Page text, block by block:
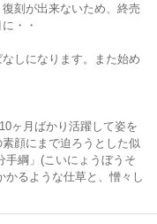
刻が出来ないため、終売
・・
しになります。また始め
ヶ月ばかり活躍して姿を
顔にまで迫ろうとした似
手綱」(こいにょうぼうそ
るような仕草と、憎々し